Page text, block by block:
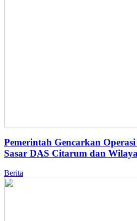
Pemerintah Gencarkan
Sasar DAS Citarum dan
Berita